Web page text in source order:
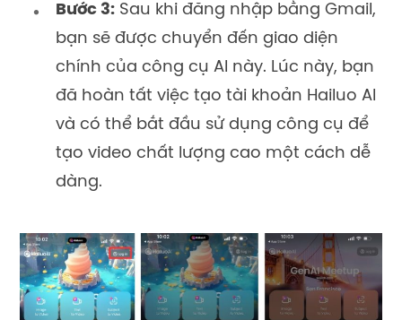
Bước 3: Sau khi đăng nhập bằng Gmail,
bạn sẽ được chuyển đến giao diện
chính của công cụ AI này. Lúc này, bạn
đã hoàn tất việc tạo tài khoản Hailuo AI
và có thể bắt đầu sử dụng công cụ để
tạo video chất lượng cao một cách dễ
dàng.